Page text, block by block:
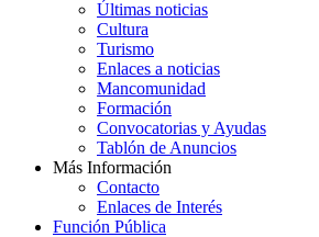
Últimas noticias
Cultura
Turismo
Enlaces a noticias
Mancomunidad
Formación
Convocatorias y Ayudas
Tablón de Anuncios
Más Información
Contacto
Enlaces de Interés
Función Pública